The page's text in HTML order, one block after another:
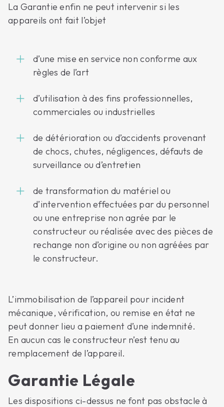
La Garantie enfin ne peut intervenir si les
appareils ont fait l’objet
d’une mise en service non conforme aux
règles de l’art
d’utilisation à des fins professionnelles,
commerciales ou industrielles
de détérioration ou d’accidents provenant
de chocs, chutes, négligences, défauts de
surveillance ou d’entretien
de transformation du matériel ou
d’intervention effectuées par du personnel
ou une entreprise non agrée par le
constructeur ou réalisée avec des pièces de
rechange non d’origine ou non agréées par
le constructeur.
L’immobilisation de l’appareil pour incident
mécanique, vérification, ou remise en état ne
peut donner lieu a paiement d’une indemnité.
En aucun cas le constructeur n’est tenu au
remplacement de l’appareil.
Garantie Légale
Les dispositions ci-dessus ne font pas obstacle à